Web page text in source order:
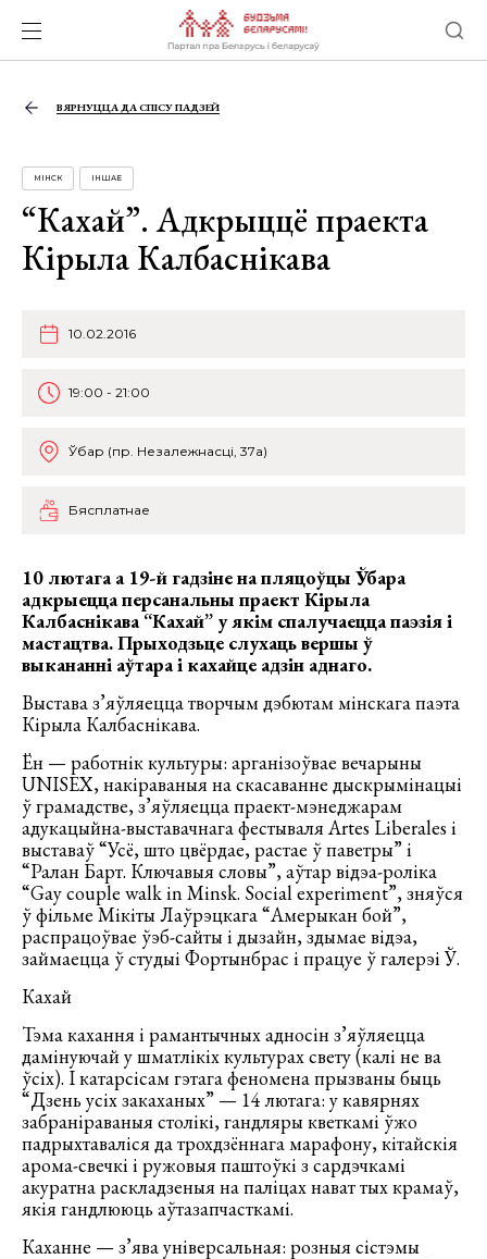
ВЯРНУЦЦА ДА СПІСУ ПАДЗЕЙ
МІНСК ІНШАЕ
“Кахай”. Адкрыццё праекта
Кірыла Калбаснікава
10.02.2016
19:00 - 21:00
Ўбар (пр. Незалежнасці, 37а)
Бясплатнае
10 лютага а 19-й гадзіне на пляцоўцы Ўбара
адкрыецца персанальны праект Кірыла
Калбаснікава “Кахай” у якім спалучаецца паэзія і
мастацтва. Прыходзьце слухаць вершы ў
выкананні аўтара і кахайце адзін аднаго.
Выстава з’яўляецца творчым дэбютам мінскага паэта
Кірыла Калбаснікава.
Ён — работнік культуры: арганізоўвае вечарыны
UNISEX, накіраваныя на скасаванне дыскрымінацыі
ў грамадстве, з’яўляецца праект-мэнеджарам
адукацыйна-выставачнага фестываля Artes Liberales і
выставаў “Усё, што цвёрдае, растае ў паветры” і
“Ралан Барт. Ключавыя словы”, аўтар відэа-роліка
“Gay couple walk in Minsk. Social experiment”, зняўся
ў фільме Мікіты Лаўрэцкага “Амерыкан бой”,
распрацоўвае ўэб-сайты і дызайн, здымае відэа,
займаецца ў студыі Фортынбрас і працуе ў галерэі Ў.
Кахай
Тэма кахання і рамантычных адносін з’яўляецца
дамінуючай у шматлікіх культурах свету (калі не ва
ўсіх). І катарсісам гэтага феномена прызваны быць
“Дзень усіх закаханых” — 14 лютага: у кавярнях
забраніраваныя столікі, гандляры кветкамі ўжо
падрыхтаваліся да трохдзённага марафону, кітайскія
арома-свечкі і ружовыя паштоўкі з сардэчкамі
акуратна раскладзеныя на паліцах нават тых крамаў,
якія гандлююць аўтазапчасткамі.
Каханне — з’ява універсальная: розныя сістэмы